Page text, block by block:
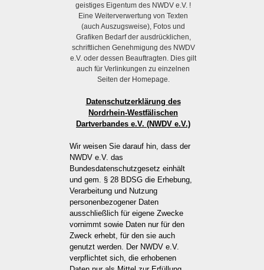
geistiges Eigentum des NWDV e.V. !
Eine Weiterverwertung von Texten
(auch Auszugsweise), Fotos und
Grafiken Bedarf der ausdrücklichen,
schriftlichen Genehmigung des NWDV
e.V. oder dessen Beauftragten. Dies gilt
auch für Verlinkungen zu einzelnen
Seiten der Homepage.
Datenschutzerklärung des
Nordrhein-Westfälischen
Dartverbandes e.V. (NWDV e.V.)
Wir weisen Sie darauf hin, dass der
NWDV e.V. das
Bundesdatenschutzgesetz einhält
und gem. § 28 BDSG die Erhebung,
Verarbeitung und Nutzung
personenbezogener Daten
ausschließlich für eigene Zwecke
vornimmt sowie Daten nur für den
Zweck erhebt, für den sie auch
genutzt werden. Der NWDV e.V.
verpflichtet sich, die erhobenen